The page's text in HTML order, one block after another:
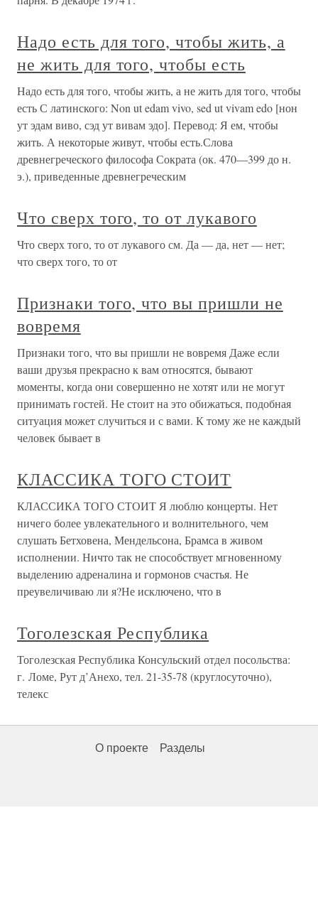
Надо есть для того, чтобы жить, а
не жить для того, чтобы есть
Надо есть для того, чтобы жить, а не жить для того, чтобы
есть С латинского: Non ut edam vivo, sed ut vivam edo [нон
ут эдам виво, сэд ут вивам эдо]. Перевод: Я ем, чтобы
жить. А некоторые живут, чтобы есть.Слова
древнегреческого философа Сократа (ок. 470—399 до н.
э.), приведенные древнегреческим
Что сверх того, то от лукавого
Что сверх того, то от лукавого см. Да — да, нет — нет;
что сверх того, то от
Признаки того, что вы пришли не
вовремя
Признаки того, что вы пришли не вовремя Даже если
ваши друзья прекрасно к вам относятся, бывают
моменты, когда они совершенно не хотят или не могут
принимать гостей. Не стоит на это обижаться, подобная
ситуация может случиться и с вами. К тому же не каждый
человек бывает в
КЛАССИКА ТОГО СТОИТ
КЛАССИКА ТОГО СТОИТ Я люблю концерты. Нет
ничего более увлекательного и волнительного, чем
слушать Бетховена, Мендельсона, Брамса в живом
исполнении. Ничто так не способствует мгновенному
выделению адреналина и гормонов счастья. Не
преувеличиваю ли я?Не исключено, что в
Тоголезская Республика
Тоголезская Республика Консульский отдел посольства:
г. Ломе, Рут д’Анехо, тел. 21-35-78 (круглосуточно),
телекс
О проекте Разделы